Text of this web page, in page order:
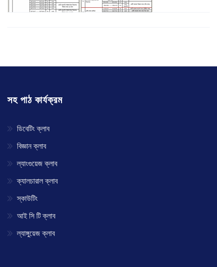
সহ পাঠ কার্যক্রম
ডিবেটিং ক্লাব
বিজ্ঞান ক্লাব
ল্যাংগুয়েজ ক্লাব
ক্যালচারাল ক্লাব
স্কাউটিং
আই সি টি ক্লাব
ল্যাঙ্গুয়েজ ক্লাব